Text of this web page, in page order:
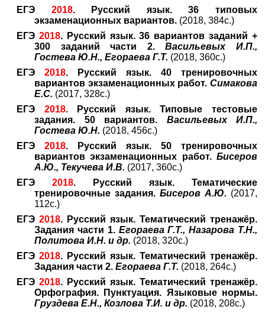
ЕГЭ 2018. Русский язык. 36 типовых
экзаменационных вариантов. (2018, 384с.)
ЕГЭ 2018. Русский язык. 36 вариантов заданий +
300 заданий части 2.Васильевых И.П.,
Гостева Ю.Н., Егораева Г.Т. (2018, 360с.)
ЕГЭ 2018. Русский язык. 40 тренировочных
вариантов экзаменационных работ. Симакова
Е.С. (2017, 328с.)
ЕГЭ 2018. Русский язык. Типовые тестовые
задания. 50 вариантов. Васильевых И.П.,
Гостева Ю.Н. (2018, 456с.)
ЕГЭ 2018. Русский язык. 50 тренировочных
вариантов экзаменационных работ. Бисеров
А.Ю., Текучева И.В. (2017, 360с.)
ЕГЭ 2018. Русский язык. Тематические
тренировочные задания. Бисеров А.Ю. (2017,
112с.)
ЕГЭ 2018. Русский язык. Тематический тренажёр.
Задания части 1. Егораева Г.Т., Назарова Т.Н.,
Политова И.Н. и др. (2018, 320с.)
ЕГЭ 2018. Русский язык. Тематический тренажёр.
Задания части 2. Егораева Г.Т. (2018, 264с.)
ЕГЭ 2018. Русский язык. Тематический тренажёр.
Орфография. Пунктуация. Языковые нормы.
Груздева Е.Н., Козлова Т.И. и др. (2018, 208с.)